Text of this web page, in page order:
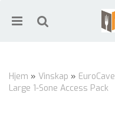
Hjem » Vinskap » EuroCave
Large 1-Sone Access Pack